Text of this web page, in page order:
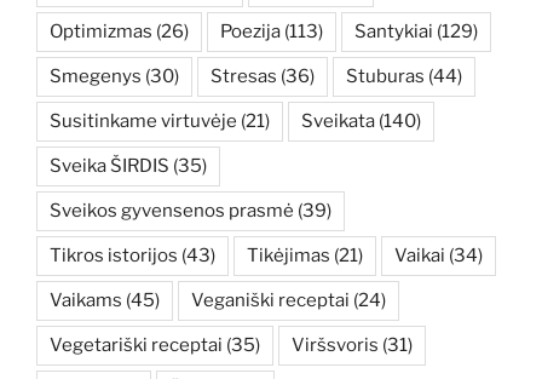
Optimizmas (26) Poezija (113) Santykiai (129)
Smegenys (30) Stresas (36) Stuburas (44)
Susitinkame virtuvėje (21) Sveikata (140)
Sveika ŠIRDIS (35)
Sveikos gyvensenos prasmė (39)
Tikros istorijos (43) Tikėjimas (21) Vaikai (34)
Vaikams (45) Veganiški receptai (24)
Vegetariški receptai (35) Viršsvoris (31)